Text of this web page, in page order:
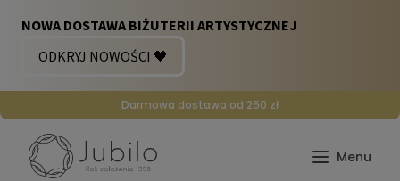
Darmowa dostawa od 250 zł